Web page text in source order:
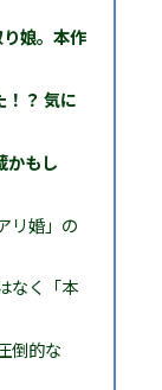
娘。本作
！？ 気に
かもし
リ婚」の
なく「本
倒的な